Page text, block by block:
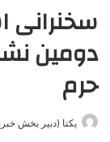
سخنرانی
دومین
حرم
یکتا (دبیر بخش